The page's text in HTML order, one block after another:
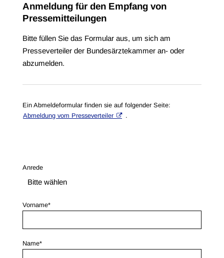
Anmeldung für den Empfang von
Pressemitteilungen
Bitte füllen Sie das Formular aus, um sich am
Presseverteiler der Bundesärztekammer an- oder
abzumelden.
Ein Abmeldeformular finden sie auf folgender Seite:
Abmeldung vom Presseverteiler
.
Anrede
Vorname*
Name*